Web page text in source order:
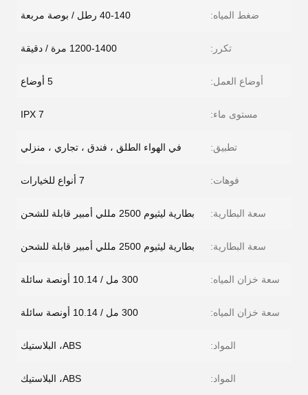
ضغط المياه: 40-140 رطل / بوصة مربعة
تكرر: 1200-1400 مرة / دقيقة
أوضاع العمل: 5 أوضاع
مستوى ماء: IPX 7
تطبيق: في الهواء الطلق ، فندق ، تجاري ، منزلي
فوهات: 7 أنواع للخيارات
سعة البطارية: بطارية ليثيوم 2500 مللي أمبير قابلة للشحن
سعة البطارية: بطارية ليثيوم 2500 مللي أمبير قابلة للشحن
سعة خزان المياه: 300 مل / 10.14 أونصة سائلة
سعة خزان المياه: 300 مل / 10.14 أونصة سائلة
المواد: ABS، البلاستيك
المواد: ABS، البلاستيك